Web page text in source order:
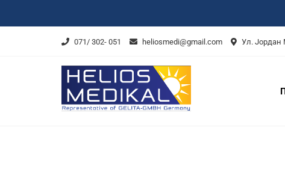
071/ 302- 051 heliosmedi@gmail.com Ул. Јордан